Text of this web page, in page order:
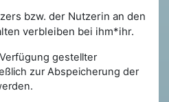
bzw. der Nutzerin an den
verbleiben bei ihm*ihr.
gestellter
zur Abspeicherung der